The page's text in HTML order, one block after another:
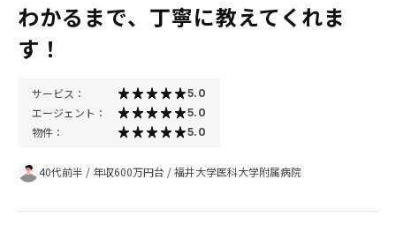
わかるまで、丁寧に教えてくれま
す！
サービス： 5.0
エージェント： 5.0
物件： 5.0
40代前半 / 年収600万円台 /福井大学医科大学附属病院